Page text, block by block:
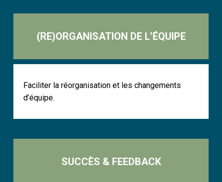
(RE)ORGANISATION DE L’ÉQUIPE
Faciliter la réorganisation et les changements
d’équipe.
SUCCÈS & FEEDBACK